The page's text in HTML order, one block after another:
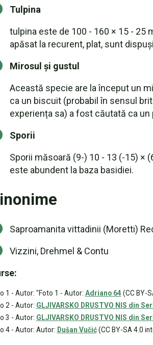
Tulpina
tulpina este de 100 - 160 × 15 - 25
apăsat la recurent, plat, sunt
Mirosul și gustul
Această specie are la început un
ca un biscuit (probabil în sensul
experiența sa) a fost căutată ca
Sporii
Sporii măsoară (9-) 10 - 13 (-15) ×
este abundent la baza basidiei.
Saproamanita vittadinii (Moretti)
Vizzini, Drehmel & Contu
1 - Autor: "Foto 1 - Autor: Adriano 64 (CC BY-
2 - Autor: GLJIVARSKO DRUSTVO NIS din
3 - Autor: GLJIVARSKO DRUSTVO NIS din
4 - Autor: Autor: Dušan Vučić(CC BY-SA 4.0